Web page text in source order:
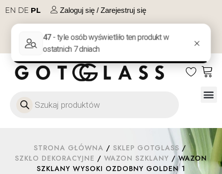
EN DE PL Zaloguj się / Zarejestruj się
NA PREZENT KONTAKT
STRONA GŁÓWNA / SKLEP GOTGLASS /
SZKŁO DEKORACYJNE / WAZON SZKLANY / WAZON
SZKLANY WYSOKI OZDOBNY GOLDEN 1